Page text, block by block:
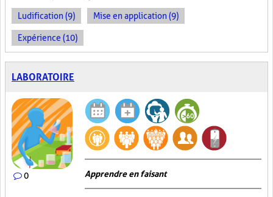
Ludification (9) Mise en application (9)
Expérience (10)
LABORATOIRE
0 Apprendre en faisant